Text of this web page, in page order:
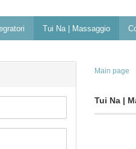
Tui Na | Massaggio
Main page
Tui Na |